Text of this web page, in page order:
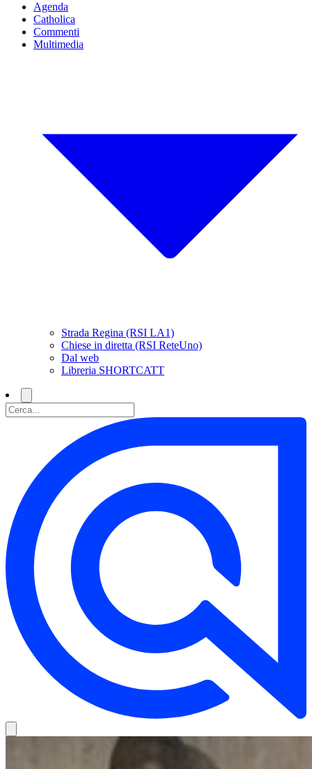
Agenda
Catholica
Commenti
Multimedia
Strada Regina (RSI LA1)
Chiese in diretta (RSI ReteUno)
Dal web
Libreria SHORTCATT